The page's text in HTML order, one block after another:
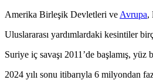
Amerika Birleşik Devletleri ve Avrupa,
Uluslararası yardımlardaki kesintiler
Suriye iç savaşı 2011’de başlamış,
2024 yılı sonu itibarıyla 6 milyondan